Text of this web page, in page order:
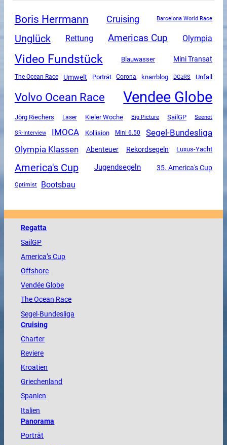
Boris Herrmann Cruising Barcelona World Race
Unglück Rettung Americas Cup Olympia
Video Fundstück Blauwasser Mini Transat
The Ocean Race Umwelt Porträt Corona knarrblog DGzRS Unfall
Volvo Ocean Race Vendee Globe
Jörg Riechers Laser Kieler Woche Big Picture SailGP Seenot
SR-Interview IMOCA Kollision Mini 6.50
Segel-Bundesliga
Olympia Klassen
Abenteuer Rekordsegeln Luxus-Yacht
America's Cup Jugendsegeln 35. America's Cup
Optimist Bootsbau
Regatta
SailGP
America’s Cup
Offshore
VendéeGlobe
TheOcean Race
Segel-Bundesliga
Cruising
Charter
Reviere
Kroatien
Griechenland
Spanien
Italien
Panorama
Porträt